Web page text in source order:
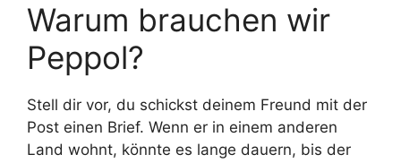
Warum brauchen wir
Peppol?
Stell dir vor, du schickst deinem Freund mit der
Post einen Brief. Wenn er in einem anderen
Land wohnt, könnte es lange dauern, bis der